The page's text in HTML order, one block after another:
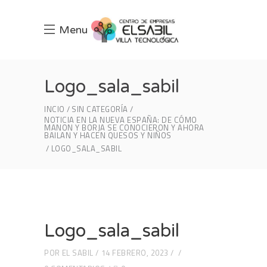
Menu
Logo_sala_sabil
INCIO
SIN CATEGORÍA
NOTICIA EN LA NUEVA ESPAÑA: DE CÓMO
MANON Y BORJA SE CONOCIERON Y AHORA
BAILAN Y HACEN QUESOS Y NIÑOS
LOGO_SALA_SABIL
Logo_sala_sabil
POR EL SABIL
14 FEBRERO, 2023